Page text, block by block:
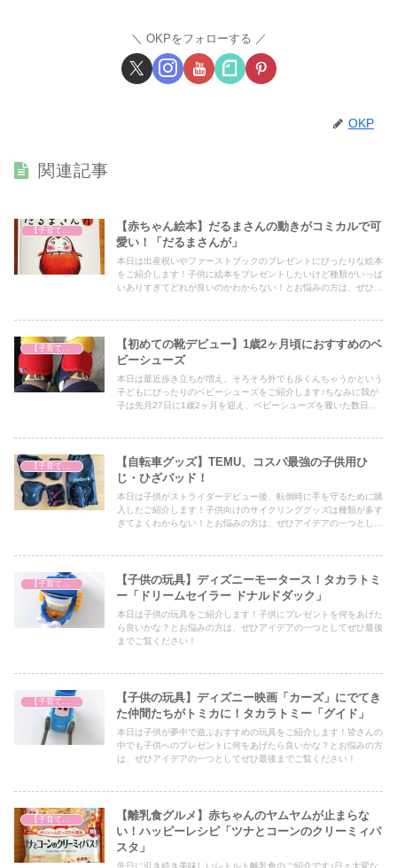
OKPをフォローする
OKP
関連記事
【子育て奮闘記】
【赤ちゃん絵本】だるまさんの動きがコミカルで可
愛い！「だるまさんが」
本日は出産祝いやファーストブックのプレゼントにぴったりな絵本
をご紹介します！子供に絵本をプレゼントしたいけど種類がいっぱ
いありすぎてどれが良いのかわからない！とお悩みの方は、ぜひア
【子育て奮闘記】
【初めての靴デビュー】1歳2ヶ月頃におすすめのベ
ビーシューズ
本日は最近歩き立ちが増え、そろそろ外でも歩くんちゃうかという
子どもにぴったりのベビーシューズをご紹介します♪ちなみに我が
子は先月27日に1歳2ヶ月を迎え、ベビーシューズを履いた数日後
【子育て奮闘記】
【自転車グッズ】TEMU、コスパ最強の子供用ひ
じ・ひざパッド！
本日は子供がストライダーデビュー後、転倒時に手を守るために購
入したご紹介します！子供向けのサイクリンググッズは種類が多す
ぎてよくわからない！とお悩みの方は、ぜひアイデアの一つとして
【子供の玩具】ディズニーモータース！タカラトミ
ー「ドリームセイラー ドナルドダック」
本日は子供の玩具をご紹介します！子供にプレゼントを何をあげた
ら良いかな？とお悩みの方は、ぜひアイデアの一つとしてぜひ最後
までご覧ください！
【子供の玩具】ディズニー映画「カーズ」にでてき
た仲間たちがトミカに！タカラトミー「グイド」
本日は子供が夢中で遊ぶおすすめの玩具をご紹介します！皆さんの
中でも子供へのプレゼントに何をあげたら良いかな？とお悩みの方
は、ぜひアイデアの一つとしてぜひ最後までご覧ください！
【離乳食グルメ】赤ちゃんのヤムヤムが止まらな
い！ハッピーレシピ「ツナとコーンのクリーミィパ
スタ」
先日に引き続き美味しいレトルト離乳食のご紹介です♪日々大変な